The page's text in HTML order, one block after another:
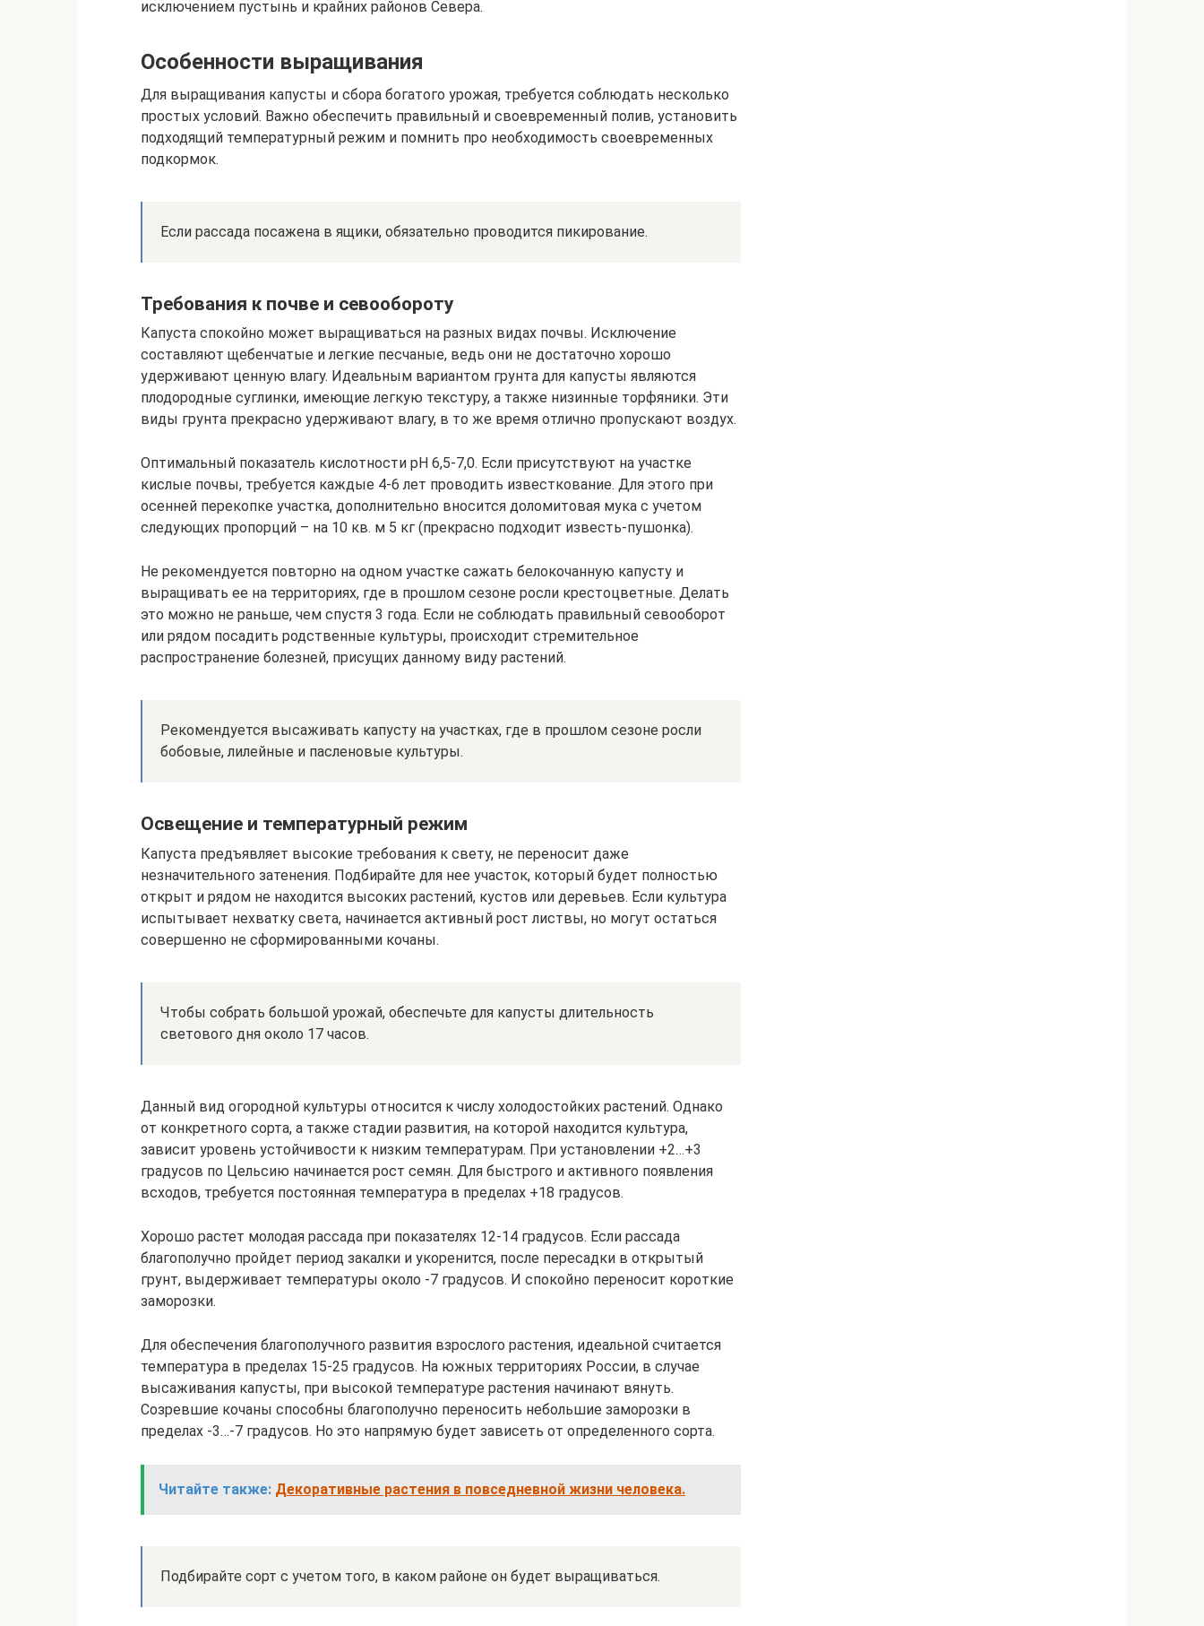
исключением пустынь и крайних районов Севера.
Особенности выращивания
Для выращивания капусты и сбора богатого урожая, требуется соблюдать несколько
простых условий. Важно обеспечить правильный и своевременный полив, установить
подходящий температурный режим и помнить про необходимость своевременных
подкормок.
Если рассада посажена в ящики, обязательно проводится пикирование.
Требования к почве и севообороту
Капуста спокойно может выращиваться на разных видах почвы. Исключение
составляют щебенчатые и легкие песчаные, ведь они не достаточно хорошо
удерживают ценную влагу. Идеальным вариантом грунта для капусты являются
плодородные суглинки, имеющие легкую текстуру, а также низинные торфяники. Эти
виды грунта прекрасно удерживают влагу, в то же время отлично пропускают воздух.
Оптимальный показатель кислотности рН 6,5-7,0. Если присутствуют на участке
кислые почвы, требуется каждые 4-6 лет проводить известкование. Для этого при
осенней перекопке участка, дополнительно вносится доломитовая мука с учетом
следующих пропорций – на 10 кв. м 5 кг (прекрасно подходит известь-пушонка).
Не рекомендуется повторно на одном участке сажать белокочанную капусту и
выращивать ее на территориях, где в прошлом сезоне росли крестоцветные. Делать
это можно не раньше, чем спустя 3 года. Если не соблюдать правильный севооборот
или рядом посадить родственные культуры, происходит стремительное
распространение болезней, присущих данному виду растений.
Рекомендуется высаживать капусту на участках, где в прошлом сезоне росли
бобовые, лилейные и пасленовые культуры.
Освещение и температурный режим
Капуста предъявляет высокие требования к свету, не переносит даже
незначительного затенения. Подбирайте для нее участок, который будет полностью
открыт и рядом не находится высоких растений, кустов или деревьев. Если культура
испытывает нехватку света, начинается активный рост листвы, но могут остаться
совершенно не сформированными кочаны.
Чтобы собрать большой урожай, обеспечьте для капусты длительность
светового дня около 17 часов.
Данный вид огородной культуры относится к числу холодостойких растений. Однако
от конкретного сорта, а также стадии развития, на которой находится культура,
зависит уровень устойчивости к низким температурам. При установлении +2…+3
градусов по Цельсию начинается рост семян. Для быстрого и активного появления
всходов, требуется постоянная температура в пределах +18 градусов.
Хорошо растет молодая рассада при показателях 12-14 градусов. Если рассада
благополучно пройдет период закалки и укоренится, после пересадки в открытый
грунт, выдерживает температуры около -7 градусов. И спокойно переносит короткие
заморозки.
Для обеспечения благополучного развития взрослого растения, идеальной считается
температура в пределах 15-25 градусов. На южных территориях России, в случае
высаживания капусты, при высокой температуре растения начинают вянуть.
Созревшие кочаны способны благополучно переносить небольшие заморозки в
пределах -3…-7 градусов. Но это напрямую будет зависеть от определенного сорта.
Читайте также: Декоративные растения в повседневной жизни человека.
Подбирайте сорт с учетом того, в каком районе он будет выращиваться.